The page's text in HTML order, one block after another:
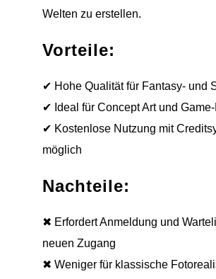
Welten zu erstellen.
Vorteile:
✔ Hohe Qualität für Fantasy- und
✔ Ideal für Concept Art und
✔ Kostenlose Nutzung mit
möglich
Nachteile:
✖ Erfordert Anmeldung und
neuen Zugang
✖ Weniger für klassische